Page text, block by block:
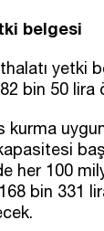
belgesi
yetki
bin 50 lira
kurma
her 100
bin 331